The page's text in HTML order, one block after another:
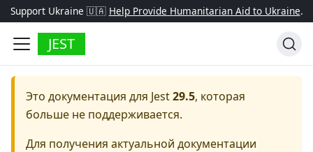
Support Ukraine 🇺🇦 Help Provide Humanitarian Aid to Ukraine.
JEST
Это документация для Jest29.5, которая
больше не поддерживается.
Для получения актуальной документации